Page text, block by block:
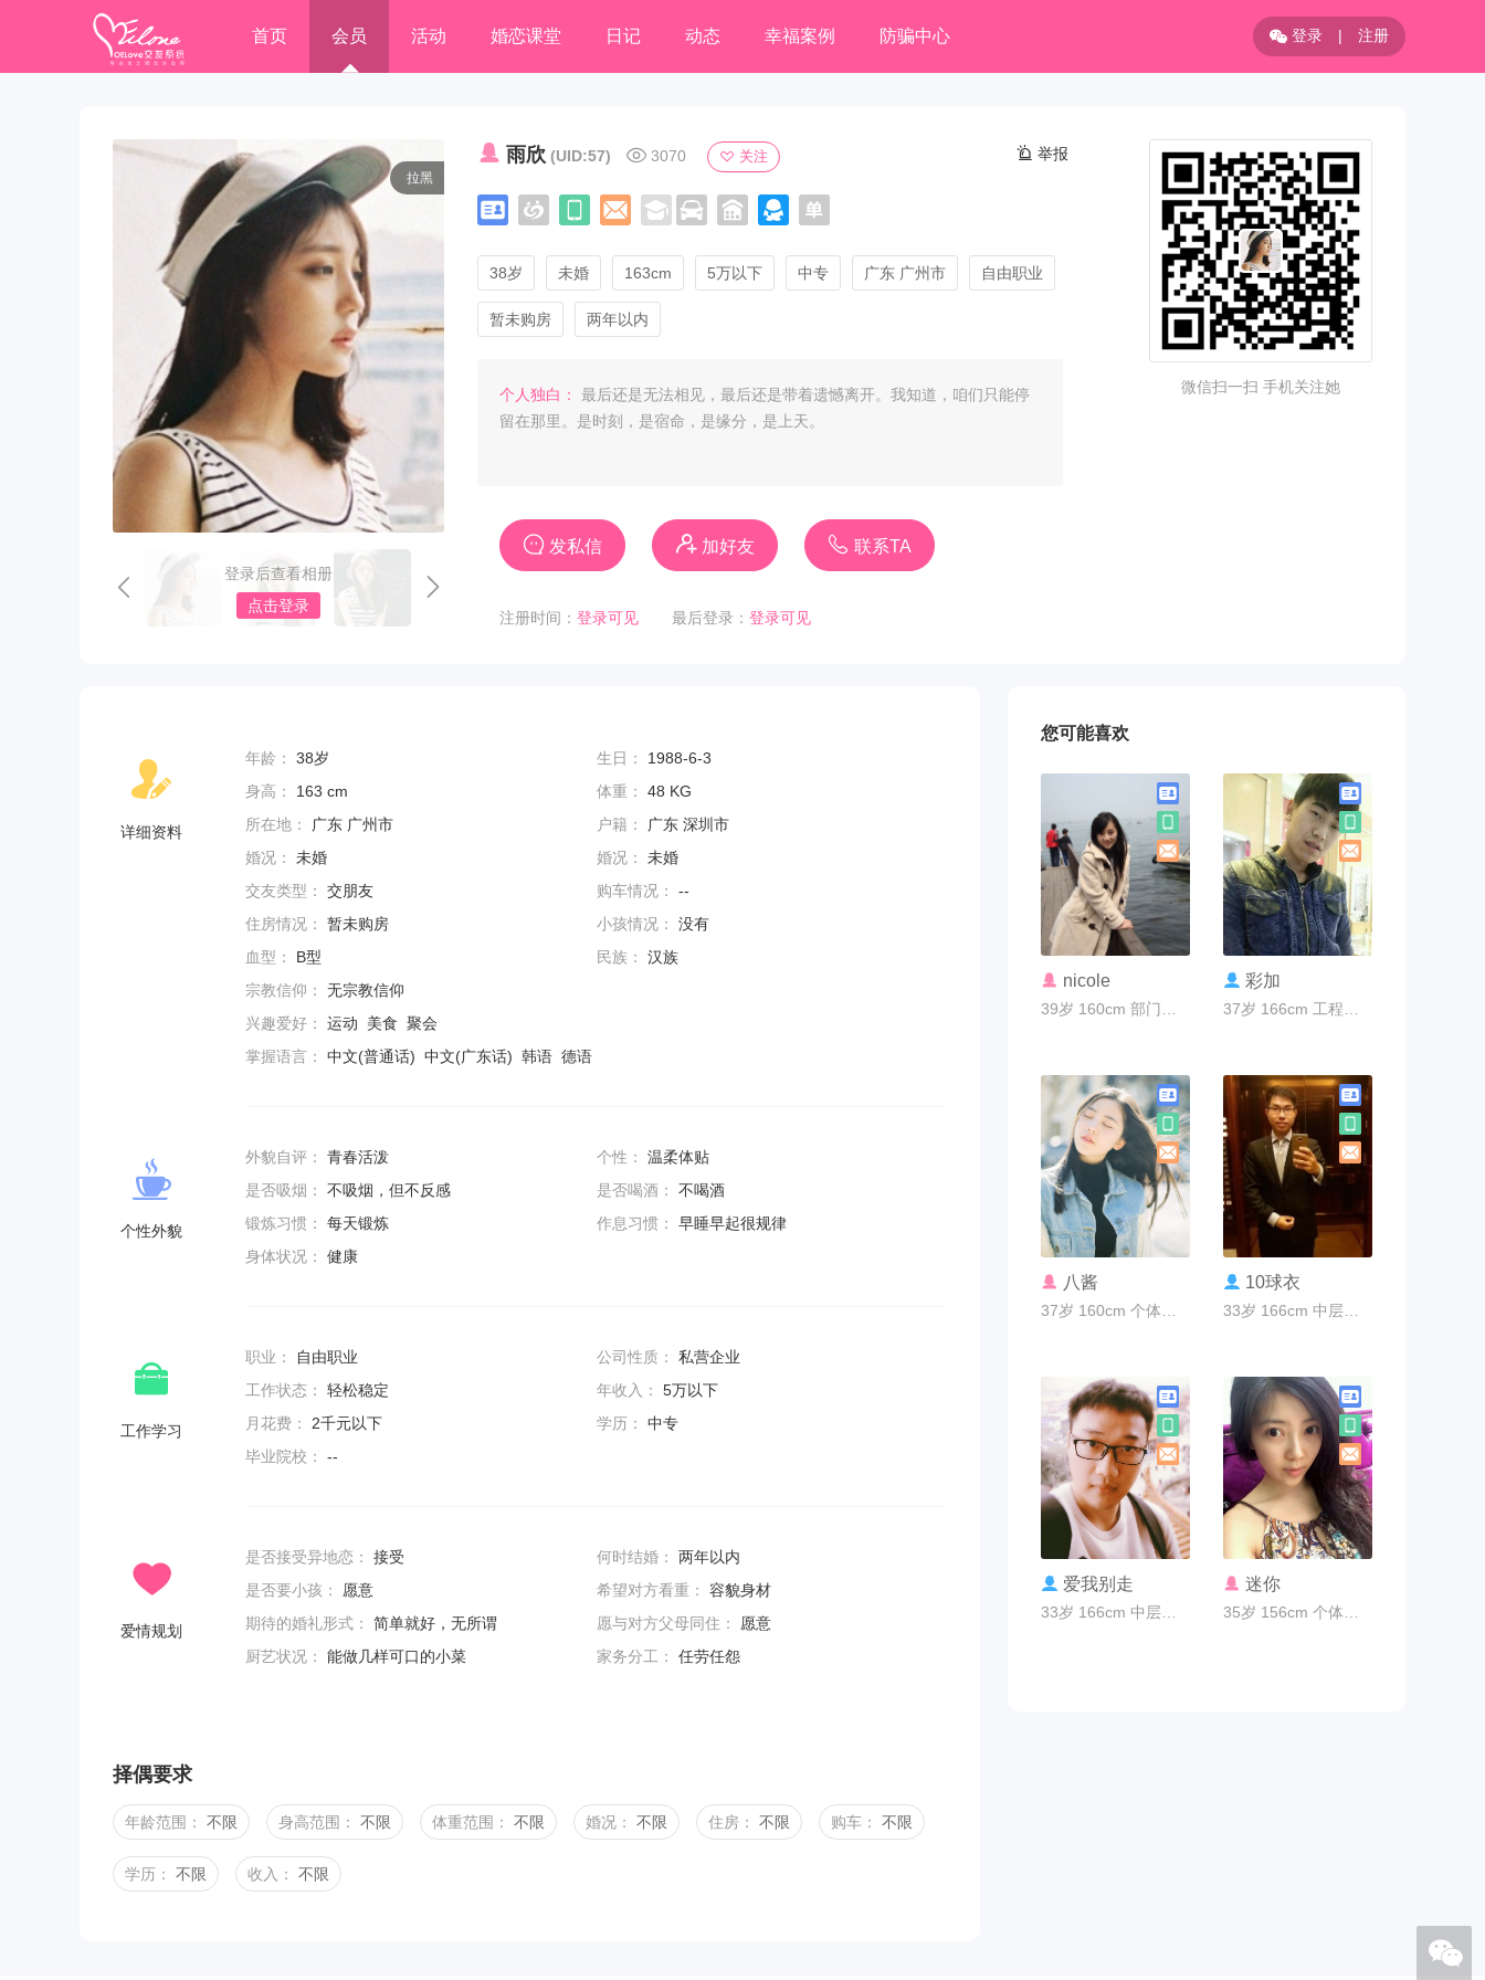
首页 会员 活动 婚恋课堂 日记 动态 幸福案例 防骗中心 登录 | 注册
拉黑
登录后查看相册
点击登录
雨欣 (UID:57) 3070 关注 举报
38岁 未婚 163cm 5万以下 中专 广东 广州市 自由职业
暂未购房 两年以内
个人独白：
最后还是无法相见，最后还是带着遗憾离开。我知道，咱们只能停
留在那里。是时刻，是宿命，是缘分，是上天。
发私信 加好友 联系TA
注册时间： 登录可见 最后登录： 登录可见
微信扫一扫 手机关注她
详细资料
年龄： 38岁 生日：
1988-6-3
身高：
163 cm 体重：
48 KG
所在地：
广东 广州市 户籍：
广东 深圳市
婚况：
未婚 婚况：
未婚
交友类型：
交朋友 购车情况：
--
住房情况：
暂未购房 小孩情况：
没有
血型：
B型 民族：
汉族
宗教信仰：
无宗教信仰
兴趣爱好：
运动 美食 聚会
掌握语言：
中文(普通话) 中文(广东话) 韩语 德语
个性外貌
外貌自评： 青春活泼 个性：
温柔体贴
是否吸烟：
不吸烟，但不反感 是否喝酒：
不喝酒
锻炼习惯：
每天锻炼 作息习惯：
早睡早起很规律
身体状况：
健康
工作学习
职业： 自由职业 公司性质：
私营企业
工作状态：
轻松稳定 年收入：
5万以下
月花费：
2千元以下 学历：
中专
毕业院校：
--
爱情规划
是否接受异地恋： 接受 何时结婚：
两年以内
是否要小孩：
愿意 希望对方看重：
容貌身材
期待的婚礼形式：
简单就好，无所谓 愿与对方父母同住：
愿意
厨艺状况：
能做几样可口的小菜 家务分工： 任劳任怨
择偶要求
年龄范围： 不限 身高范围： 不限 体重范围： 不限 婚况： 不限 住房： 不限 购车： 不限
学历： 不限 收入： 不限
您可能喜欢
联系TA
nicole 联系TA
彩加
联系TA
八酱 联系TA
10球衣
联系TA
爱我别走 联系TA
迷你